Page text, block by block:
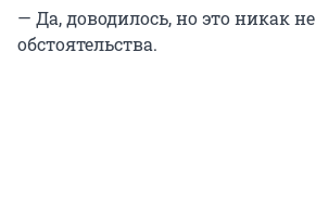
— Да, доводилось, но это никак
обстоятельства.